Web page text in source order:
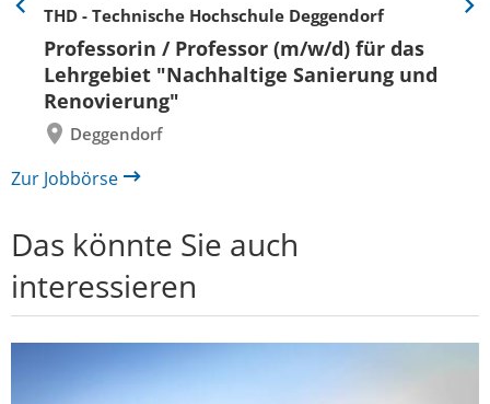
THD - Technische Hochschule Deggendorf
Professorin / Professor (m/w/d) für das
Lehrgebiet "Nachhaltige Sanierung und
Renovierung"
Deggendorf
Eine
zurück
Eine
Zur Jobbörse
Das könnte Sie auch
interessieren